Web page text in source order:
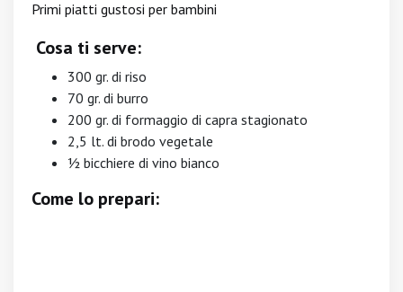
Primi piatti gustosi per bambini
Cosa ti serve:
300 gr. di riso
70 gr. di burro
200 gr. di formaggio di capra stagionato
2,5 lt. di brodo vegetale
½ bicchiere di vino bianco
Come lo prepari: